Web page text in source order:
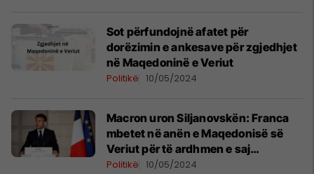
Sot përfundojnë afatet për
dorëzimin e ankesave për zgjedhjet
në Maqedoninë e Veriut
Politikë 10/05/2024
Macron uron Siljanovskën: Franca
mbetet në anën e Maqedonisë së
Veriut për të ardhmen e saj
evropiane
Politikë 10/05/2024